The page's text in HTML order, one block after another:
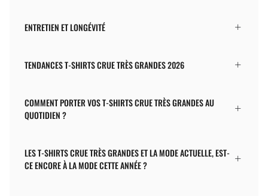
ENTRETIEN ET LONGÉVITÉ
TENDANCES T-SHIRTS CRUE TRÈS GRANDES 2026
COMMENT PORTER VOS T-SHIRTS CRUE TRÈS GRANDES AU
QUOTIDIEN ?
LES T-SHIRTS CRUE TRÈS GRANDES ET LA MODE ACTUELLE, EST-
CE ENCORE À LA MODE CETTE ANNÉE ?